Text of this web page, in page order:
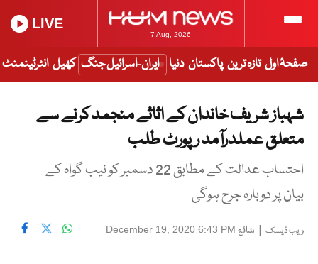
7 Aug, 2026
LIVE
صفحۂ اول تازہ ترین پاکستان دنیا ایران-اسرائیل جنگ کھیل انٹرٹینمنٹ
شہباز شریف خاندان کے اثاثے منجمد کرنے سے
متعلق عملدرآمد رپورٹ طلب
احتساب عدالت کے مطابق 22 دسمبر کو نیب گواہ کے
بیان پر دوبارہ جرح ہوگی
ویب ڈیسک | شائع December 19, 2020 6:43 PM